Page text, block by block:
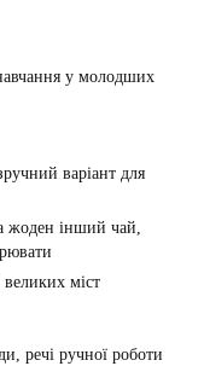
у молодших
варіант для
жоден інший чай,
великих міст
речі ручної роботи